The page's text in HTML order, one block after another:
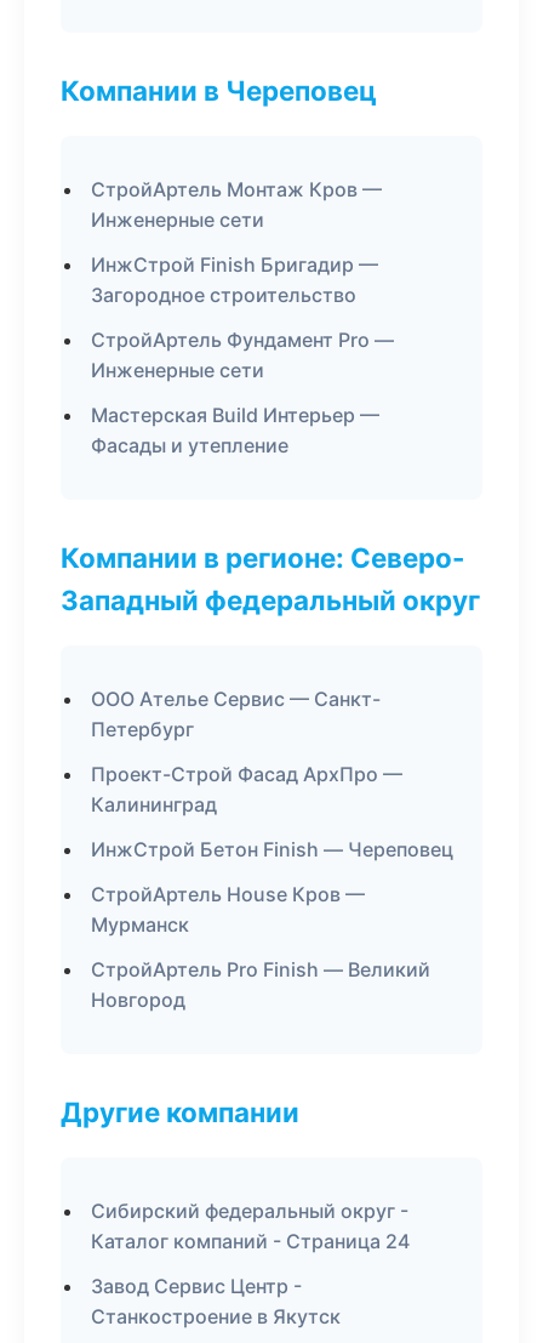
Компании в Череповец
СтройАртель Монтаж Кров —
Инженерные сети
ИнжСтрой Finish Бригадир —
Загородное строительство
СтройАртель Фундамент Pro —
Инженерные сети
Мастерская Build Интерьер —
Фасады и утепление
Компании в регионе: Северо-
Западный федеральный округ
ООО Ателье Сервис — Санкт-
Петербург
Проект-Строй Фасад АрхПро —
Калининград
ИнжСтрой Бетон Finish — Череповец
СтройАртель House Кров —
Мурманск
СтройАртель Pro Finish — Великий
Новгород
Другие компании
Сибирский федеральный округ -
Каталог компаний - Страница 24
Завод Сервис Центр -
Станкостроение в Якутск